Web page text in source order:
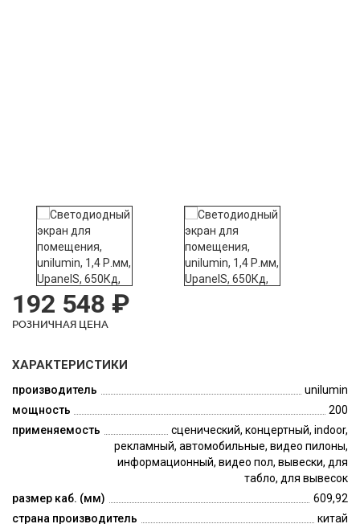
192 548 ₽
РОЗНИЧНАЯ ЦЕНА
ХАРАКТЕРИСТИКИ
производитель
unilumin
мощность
200
применяемость
сценический, концертный, indoor,
рекламный, автомобильные, видео пилоны,
информационный, видео пол, вывески, для
табло, для вывесок
размер каб. (мм)
609,92
страна производитель
китай